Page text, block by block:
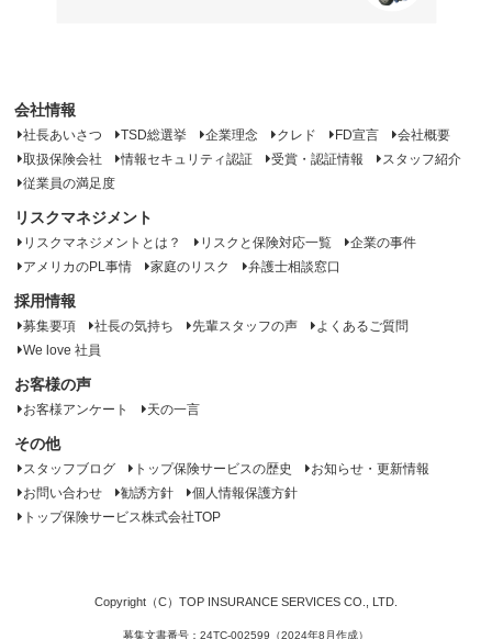
会社情報
社長あいさつ TSD総選挙 企業理念 クレド FD宣言
会社概要
取扱保険会社
情報セキュリティ認証 受賞・認証情報
スタッフ紹介
従業員の満足度
リスクマネジメント
リスクマネジメントとは？ リスクと保険対応一覧
企業の事件
アメリカのPL事情
家庭のリスク 弁護士相談窓口
採用情報
募集要項 社長の気持ち 先輩スタッフの声
よくあるご質問
We love 社員
お客様の声
お客様アンケート 天の一言
その他
スタッフブログ トップ保険サービスの歴史
お知らせ・更新情報
お問い合わせ
勧誘方針
個人情報保護方針
トップ保険サービス株式会社TOP
Copyright（C）TOP INSURANCE SERVICES CO., LTD.
募集文書番号：24TC-002599（2024年8月作成）